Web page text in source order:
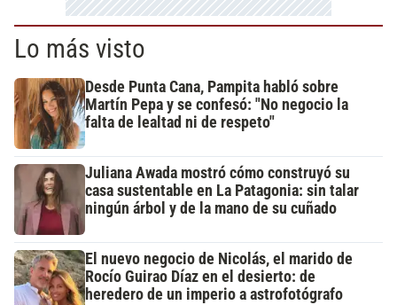
Lo más visto
Desde Punta Cana, Pampita habló sobre
Martín Pepa y se confesó: "No negocio la
falta de lealtad ni de respeto"
Juliana Awada mostró cómo construyó su
casa sustentable en La Patagonia: sin talar
ningún árbol y de la mano de su cuñado
El nuevo negocio de Nicolás, el marido de
Rocío Guirao Díaz en el desierto: de
heredero de un imperio a astrofotógrafo